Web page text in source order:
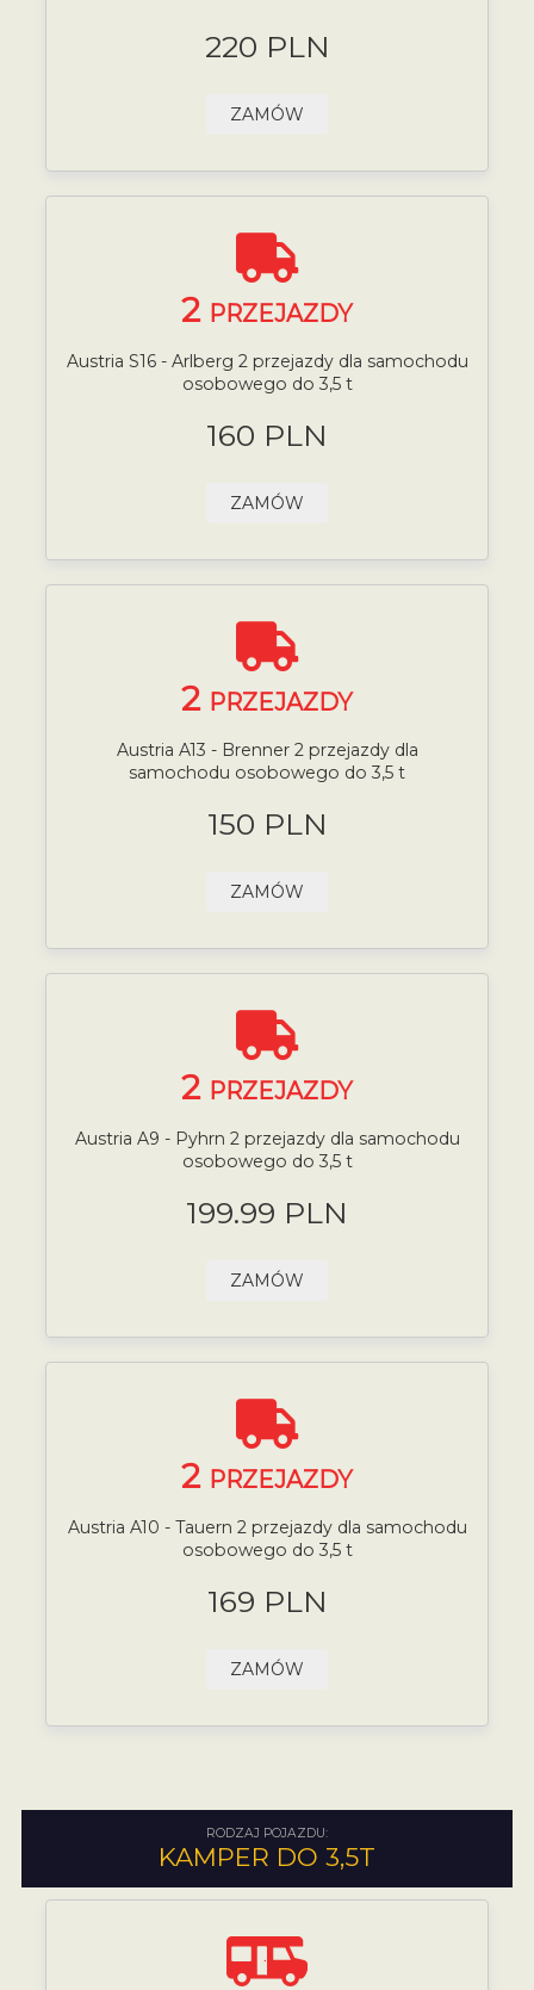
220 PLN
ZAMÓW
2 PRZEJAZDY
Austria S16 - Arlberg 2 przejazdy dla samochodu
osobowego do 3,5 t
160 PLN
ZAMÓW
2 PRZEJAZDY
Austria A13 - Brenner 2 przejazdy dla
samochodu osobowego do 3,5 t
150 PLN
ZAMÓW
2 PRZEJAZDY
Austria A9 - Pyhrn 2 przejazdy dla samochodu
osobowego do 3,5 t
199.99 PLN
ZAMÓW
2 PRZEJAZDY
Austria A10 - Tauern 2 przejazdy dla samochodu
osobowego do 3,5 t
169 PLN
ZAMÓW
RODZAJ POJAZDU:
KAMPER DO 3,5T